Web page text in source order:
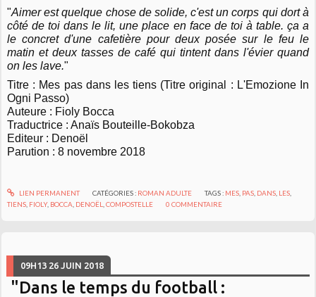
"Aimer est quelque chose de solide, c'est un corps qui dort à
côté de toi dans le lit, une place en face de toi à table. ça a
le concret d'une cafetière pour deux posée sur le feu le
matin et deux tasses de café qui tintent dans l'évier quand
on les lave."
Titre : Mes pas dans les tiens (Titre original : L'Emozione In
Ogni Passo)
Auteure : Fioly Bocca
Traductrice : Anaïs Bouteille-Bokobza
Editeur : Denoël
Parution : 8 novembre 2018
LIEN PERMANENT CATÉGORIES : ROMAN ADULTE TAGS : MES PAS DANS LES
TIENS FIOLY, BOCCA DENOËL ,COMPOSTELLE 0 COMMENTAIRE
09H13 26 JUIN 2018
"Dans le temps du football :